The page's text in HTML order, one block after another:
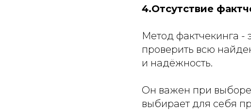
4.Отсутствие
Метод фактчекинга -
проверить всю
и надёжность.
Он важен при выборе
выбирает для себя